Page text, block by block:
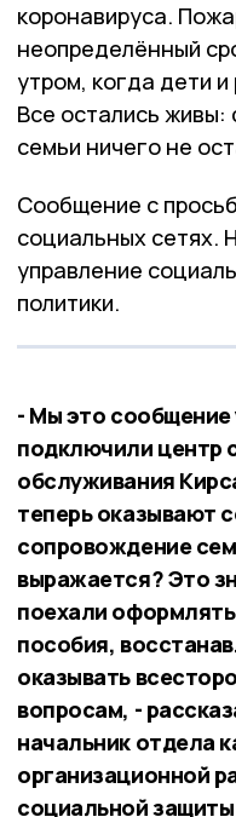
коронавируса.
неопределённый
утром, когда дети
Все остались живы:
семьи ничего не
Сообщение с
социальных сетях.
управление
политики.
- Мы это сообщение
подключили центр
обслуживания
теперь оказывают
сопровождение
выражается? Это
поехали
пособия,
оказывать
вопросам, -
начальник отдела
организационной
социальной